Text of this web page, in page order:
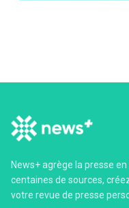
News+ agrège la presse
centaines de sources,
votre revue de presse